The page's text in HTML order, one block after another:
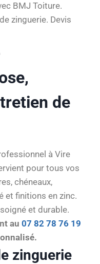
BMJ Toiture.
zinguerie. Devis
de
à Vire
pour tous vos
chéneaux,
et finitions en zinc.
et durable.
au 07 82 78 76 19
zinguerie